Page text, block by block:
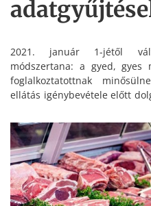
2021. január 1-jétől
módszertana: a gyed,
foglalkoztatottnak
ellátás igénybevétele előtt
követően visszatérhetnek